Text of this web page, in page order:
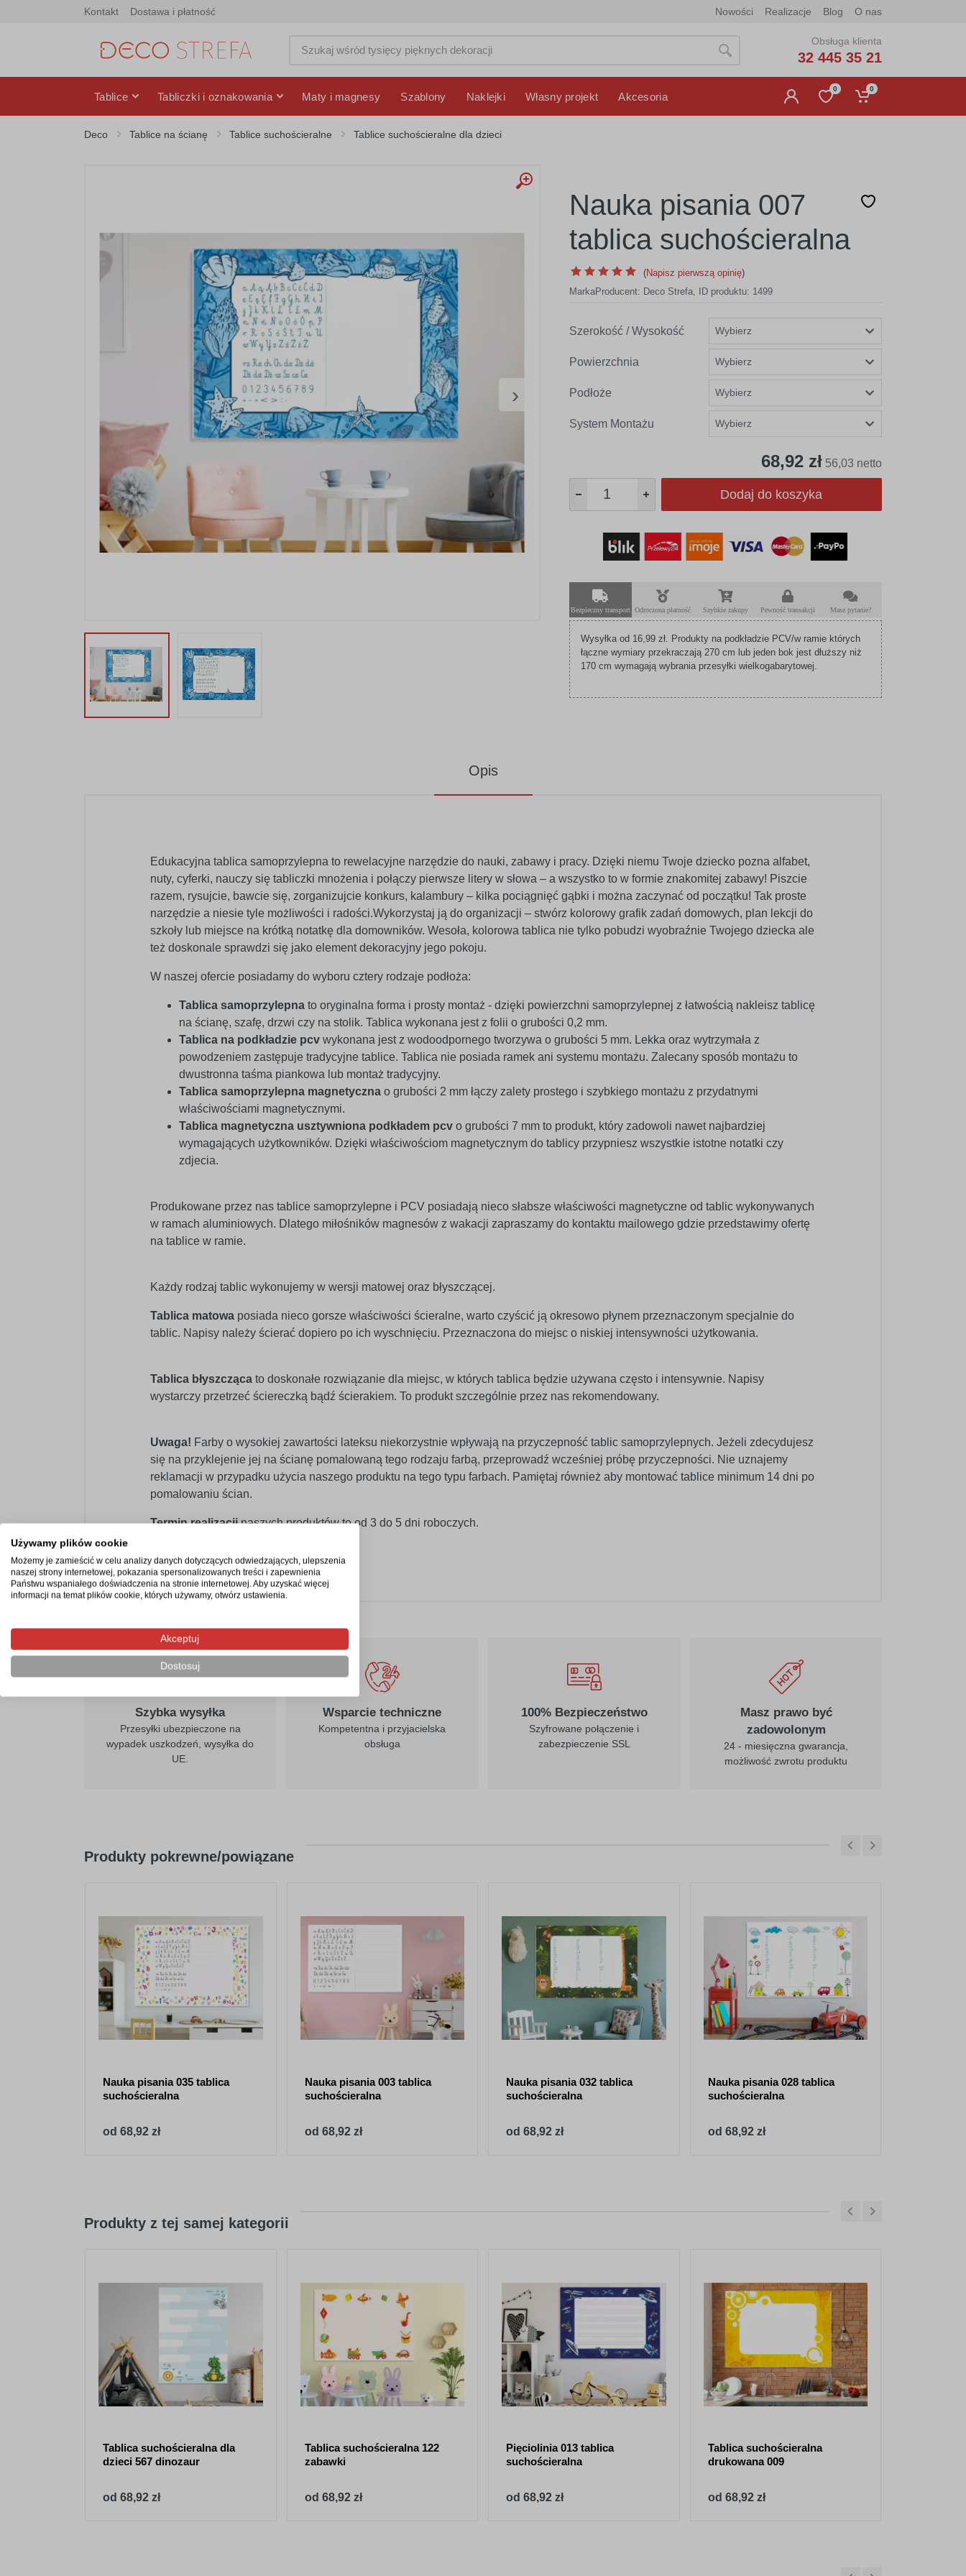
Kontakt Dostawa i płatność Nowości Realizacje Blog O nas
Obsługa klienta
32 445 35 21
Tablice Tabliczki i oznakowania Maty i magnesy Szablony Naklejki Własny projekt Akcesoria
0 0
Deco Tablice na ścianę Tablice suchościeralne Tablice suchościeralne dla dzieci
›
Nauka pisania 007
tablica suchościeralna
(Napisz pierwszą opinię)
MarkaProducent: Deco Strefa, ID produktu: 1499
Szerokość / Wysokość
Powierzchnia
Podłoże
System Montażu
68,92 zł 56,03 netto
Dodaj do koszyka
Bezpieczny transport Odroczona płatność Szybkie zakupy Pewność transakcji Masz pytanie?
Wysyłka od 16,99 zł. Produkty na podkładzie PCV/w ramie których
łączne wymiary przekraczają 270 cm lub jeden bok jest dłuższy niż
170 cm wymagają wybrania przesyłki wielkogabarytowej.
Opis
Edukacyjna tablica samoprzylepna to rewelacyjne narzędzie do nauki, zabawy i pracy. Dzięki niemu Twoje dziecko pozna alfabet,
nuty, cyferki, nauczy się tabliczki mnożenia i połączy pierwsze litery w słowa – a wszystko to w formie znakomitej zabawy! Piszcie
razem, rysujcie, bawcie się, zorganizujcie konkurs, kalambury – kilka pociągnięć gąbki i można zaczynać od początku! Tak proste
narzędzie a niesie tyle możliwości i radości.Wykorzystaj ją do organizacji – stwórz kolorowy grafik zadań domowych, plan lekcji do
szkoły lub miejsce na krótką notatkę dla domowników. Wesoła, kolorowa tablica nie tylko pobudzi wyobraźnie Twojego dziecka ale
też doskonale sprawdzi się jako element dekoracyjny jego pokoju.
W naszej ofercie posiadamy do wyboru cztery rodzaje podłoża:
Tablica samoprzylepna to oryginalna forma i prosty montaż - dzięki powierzchni samoprzylepnej z łatwością nakleisz tablicę
na ścianę, szafę, drzwi czy na stolik. Tablica wykonana jest z folii o grubości 0,2 mm.
Tablica na podkładzie pcv wykonana jest z wodoodpornego tworzywa o grubości 5 mm. Lekka oraz wytrzymała z
powodzeniem zastępuje tradycyjne tablice. Tablica nie posiada ramek ani systemu montażu. Zalecany sposób montażu to
dwustronna taśma piankowa lub montaż tradycyjny.
Tablica samoprzylepna magnetyczna o grubości 2 mm łączy zalety prostego i szybkiego montażu z przydatnymi
właściwościami magnetycznymi.
Tablica magnetyczna usztywniona podkładem pcv o grubości 7 mm to produkt, który zadowoli nawet najbardziej
wymagających użytkowników. Dzięki właściwościom magnetycznym do tablicy przypniesz wszystkie istotne notatki czy
zdjecia.
Produkowane przez nas tablice samoprzylepne i PCV posiadają nieco słabsze właściwości magnetyczne od tablic wykonywanych
w ramach aluminiowych. Dlatego miłośników magnesów z wakacji zapraszamy do kontaktu mailowego gdzie przedstawimy ofertę
na tablice w ramie.
Każdy rodzaj tablic wykonujemy w wersji matowej oraz błyszczącej.
Tablica matowa posiada nieco gorsze właściwości ścieralne, warto czyścić ją okresowo płynem przeznaczonym specjalnie do
tablic. Napisy należy ścierać dopiero po ich wyschnięciu. Przeznaczona do miejsc o niskiej intensywności użytkowania.
Tablica błyszcząca to doskonałe rozwiązanie dla miejsc, w których tablica będzie używana często i intensywnie. Napisy
wystarczy przetrzeć ściereczką bądź ścierakiem. To produkt szczególnie przez nas rekomendowany.
Uwaga! Farby o wysokiej zawartości lateksu niekorzystnie wpływają na przyczepność tablic samoprzylepnych. Jeżeli zdecydujesz
się na przyklejenie jej na ścianę pomalowaną tego rodzaju farbą, przeprowadź wcześniej próbę przyczepności. Nie uznajemy
reklamacji w przypadku użycia naszego produktu na tego typu farbach. Pamiętaj również aby montować tablice minimum 14 dni po
pomalowaniu ścian.
Termin realizacjinaszych produktów to od 3 do 5 dni roboczych.
Szybka wysyłka
Przesyłki ubezpieczone na
wypadek uszkodzeń, wysyłka do
UE.
Wsparcie techniczne
Kompetentna i przyjacielska
obsługa
100% Bezpieczeństwo
Szyfrowane połączenie i
zabezpieczenie SSL
Masz prawo być
zadowolonym
24 - miesięczna gwarancja,
możliwość zwrotu produktu
Produkty pokrewne/powiązane
Nauka pisania 035 tablica
suchościeralna
od 68,92 zł
Nauka pisania 003 tablica
suchościeralna
od 68,92 zł
Nauka pisania 032 tablica
suchościeralna
od 68,92 zł
Nauka pisania 028 tablica
suchościeralna
od 68,92 zł
Produkty z tej samej kategorii
Tablica suchościeralna dla
dzieci 567 dinozaur
od 68,92 zł
Tablica suchościeralna 122
zabawki
od 68,92 zł
Pięciolinia 013 tablica
suchościeralna
od 68,92 zł
Tablica suchościeralna
drukowana 009
od 68,92 zł
Używamy plików cookie
Możemy je zamieścić w celu analizy danych dotyczących odwiedzających, ulepszenia
naszej strony internetowej, pokazania spersonalizowanych treści i zapewnienia
Państwu wspaniałego doświadczenia na stronie internetowej. Aby uzyskać więcej
informacji na temat plików cookie, których używamy, otwórz ustawienia.
Akceptuj
Dostosuj